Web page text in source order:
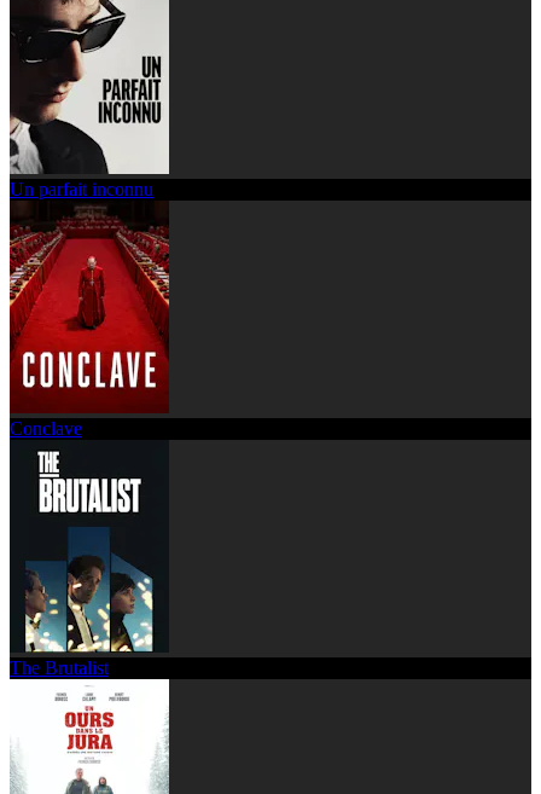
Un parfait inconnu
Conclave
The Brutalist